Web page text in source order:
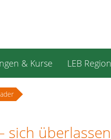
& Kurse LEB
sich